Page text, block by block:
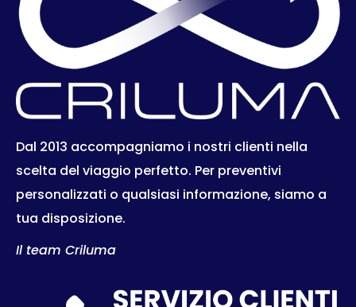
Dal 2013 accompagniamo i nostri clienti nella
scelta del viaggio perfetto. Per preventivi
personalizzati o qualsiasi informazione, siamo a
tua disposizione.
Il team Criluma